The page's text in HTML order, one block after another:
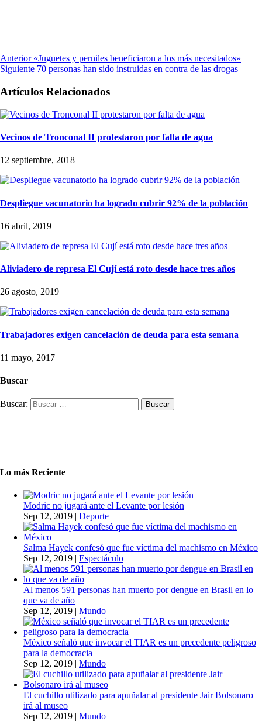
Anterior «Juguetes y perniles beneficiaron a los más necesitados»
Siguiente 70 personas han sido instruidas en contra de las drogas
Artículos Relacionados
Vecinos de Tronconal II protestaron por falta de agua
12 septiembre, 2018
Despliegue vacunatorio ha logrado cubrir 92% de la población
16 abril, 2019
Aliviadero de represa El Cují está roto desde hace tres años
26 agosto, 2019
Trabajadores exigen cancelación de deuda para esta semana
11 mayo, 2017
Buscar
Buscar:
Lo más Reciente
Modric no jugará ante el Levante por lesión
Sep 12, 2019 | Deporte
Salma Hayek confesó que fue víctima del machismo en México
Sep 12, 2019 | Espectáculo
Al menos 591 personas han muerto por dengue en Brasil en lo
que va de año
Sep 12, 2019 | Mundo
México señaló que invocar el TIAR es un precedente peligroso
para la democracia
Sep 12, 2019 | Mundo
El cuchillo utilizado para apuñalar al presidente Jair Bolsonaro
irá al museo
Sep 12, 2019 | Mundo